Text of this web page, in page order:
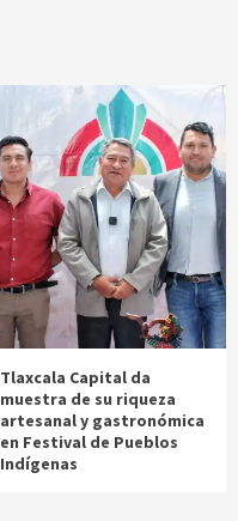
Tlaxcala Capital da
muestra de su riqueza
artesanal y gastronómica
en Festival de Pueblos
Indígenas